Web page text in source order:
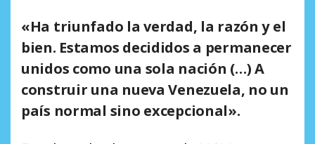
«Ha triunfado la verdad, la razón y el
bien. Estamos decididos a permanecer
unidos como una sola nación (…) A
construir una nueva Venezuela, no un
país normal sino excepcional».